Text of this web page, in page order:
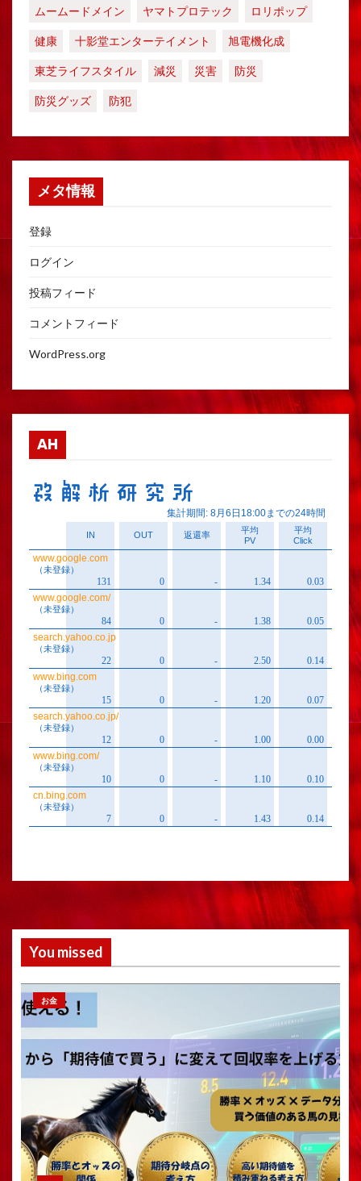
ムームードメイン ヤマトプロテック ロリポップ
健康 十影堂エンターテイメント 旭電機化成
東芝ライフスタイル 減災 災害 防災
防災グッズ 防犯
メタ情報
登録
ログイン
投稿フィード
コメントフィード
WordPress.org
AH
You missed
お金